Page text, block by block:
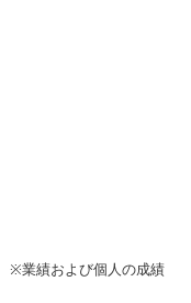
※業績および個人の成績